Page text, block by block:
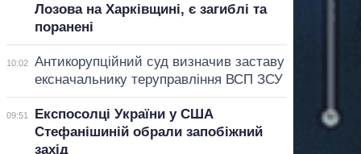
Лозова на Харківщині, є загиблі та
поранені
10:02
Антикорупційний суд визначив заставу
ексначальнику теруправління ВСП ЗСУ
09:51
Експосолці України у США
Стефанішиній обрали запобіжний
захід